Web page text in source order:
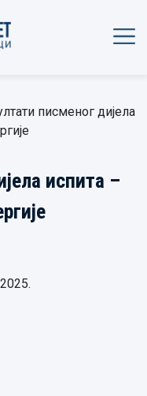
писменог дијела
испита –